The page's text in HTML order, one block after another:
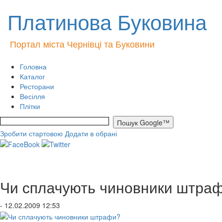
Платинова Буковина
Портал міста Чернівці та Буковини
Головна
Каталог
Ресторани
Весілля
Плітки
Зробити стартовою Додати в обрані
Чи сплачують чиновники
- 12.02.2009 12:53